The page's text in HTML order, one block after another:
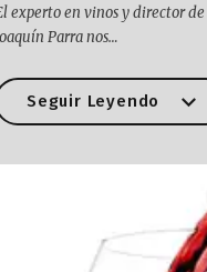
experto en vinos y director
Parra nos…
Seguir Leyendo